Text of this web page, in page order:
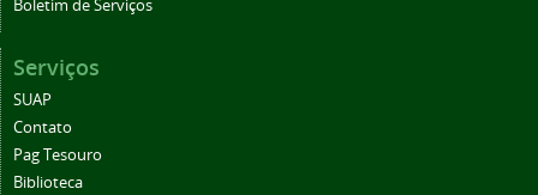
Boletim de Serviços
Serviços
SUAP
Contato
Pag Tesouro
Biblioteca